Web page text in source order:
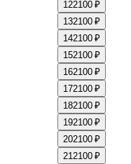
122100 ₽
132100 ₽
142100 ₽
152100 ₽
162100 ₽
172100 ₽
182100 ₽
192100 ₽
202100 ₽
212100 ₽